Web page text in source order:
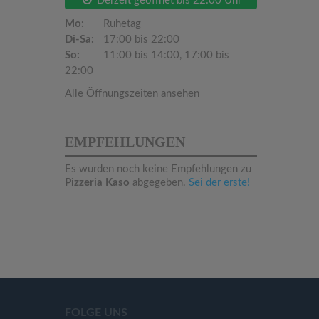
Mo:
Ruhetag
Di-Sa:
17:00 bis 22:00
So:
11:00 bis 14:00, 17:00 bis
22:00
Alle Öffnungszeiten ansehen
EMPFEHLUNGEN
Es wurden noch keine Empfehlungen zu
Pizzeria Kaso abgegeben. Sei der erste!
FOLGE UNS